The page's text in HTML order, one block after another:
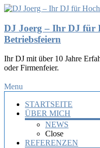
DJ Joerg – Ihr DJ für
Betriebsfeiern
Ihr DJ mit über 10 Jahre
oder Firmenfeier.
Menu
STARTSEITE
ÜBER MICH
NEWS
Close
REFERENZEN